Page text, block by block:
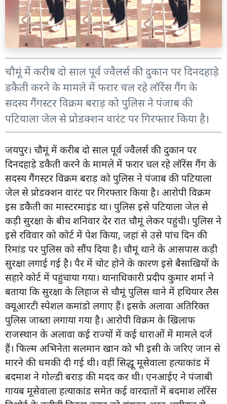
चौमूं में करीब दो साल पूर्व ज्वैलर्स की दुकान पर दिनदहाड़े
डकैती करने के मामले में फरार चल रहे लॉरेंस गैंग के
सदस्य गैंगस्टर विक्रम बराड़ को पुलिस ने पंजाब की
पटियाला जेल से प्रोडक्शन वारंट पर गिरफ्तार किया है।
जयपुर। चौमूं में करीब दो साल पूर्व ज्वैलर्स की दुकान पर
दिनदहाड़े डकैती करने के मामले में फरार चल रहे लॉरेंस गैंग के
सदस्य गैंगस्टर विक्रम बराड़ को पुलिस ने पंजाब की पटियाला
जेल से प्रोडक्शन वारंट पर गिरफ्तार किया है। आरोपी विक्रम
इस डकैती का मास्टरमाइंड था। पुलिस इसे पटियाला जेल से
कड़ी सुरक्षा के बीच शनिवार देर रात चौमूं लेकर पहुंची। पुलिस ने
इसे रविवार को कोर्ट में पेश किया, जहां से उसे पांच दिन की
रिमांड पर पुलिस को सौंप दिया है। चौमूं थाने के आसपास कड़ी
सुरक्षा लगाई गई है। पैर में चोट होने के कारण इसे बैसाखियों के
सहारे कोर्ट में पहुंचाया गया। थानाधिकारी प्रदीप कुमार शर्मा ने
बताया कि सुरक्षा के लिहाज से चौमूं पुलिस थाने में हथियार लैस
क्यूआरटी स्पेशल कमांडो लगाए हैं। इसके अलावा अतिरिक्त
पुलिस जाब्ता लगाया गया है। आरोपी विक्रम के खिलाफ
राजस्थान के अलावा कई राज्यों में कई धाराओं में मामले दर्ज
हैं। फिल्म अभिनेता सलमान खान को भी इसी के जरिए जान से
मारने की धमकी दी गई थी। वहीं सिद्धू मूसेवाला हत्याकांड में
बदमाश ने गोल्डी बराड़ की मदद कर थी। एनआईए ने पंजाबी
गायब मूसेवाला हत्याकांड समेत कई वारदातों में बदमाश लॉरेंस